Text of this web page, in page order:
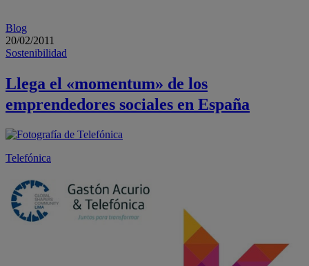
Blog
20/02/2011
Sostenibilidad
Llega el «momentum» de los
emprendedores sociales en España
Telefónica